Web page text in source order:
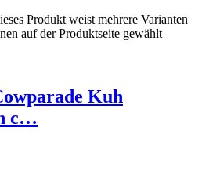
Produkt weist mehrere Varianten
auf der Produktseite gewählt
Kuh
c…